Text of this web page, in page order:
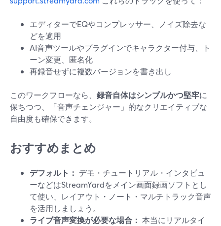
エディターでEQやコンプレッサー、ノイズ除去な
どを適用
AI音声ツールやプラグインでキャラクター付与、ト
ーン変更、匿名化
再録音せずに複数バージョンを書き出し
このワークフローなら、 録音自体はシンプルかつ堅牢に
保ちつつ、「音声チェンジャー」的なクリエイティブな
自由度も確保できます。
おすすめまとめ
デフォルト： デモ・チュートリアル・インタビュ
ーなどはStreamYardをメイン画面録画ソフトとし
て使い、レイアウト・ノート・マルチトラック音声
を活用しましょう。
ライブ音声変換が必要な場合： 本当にリアルタイ